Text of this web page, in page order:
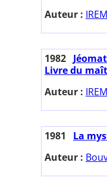
Auteur :
1982
Livre du
Auteur :
1981
La
Auteur :